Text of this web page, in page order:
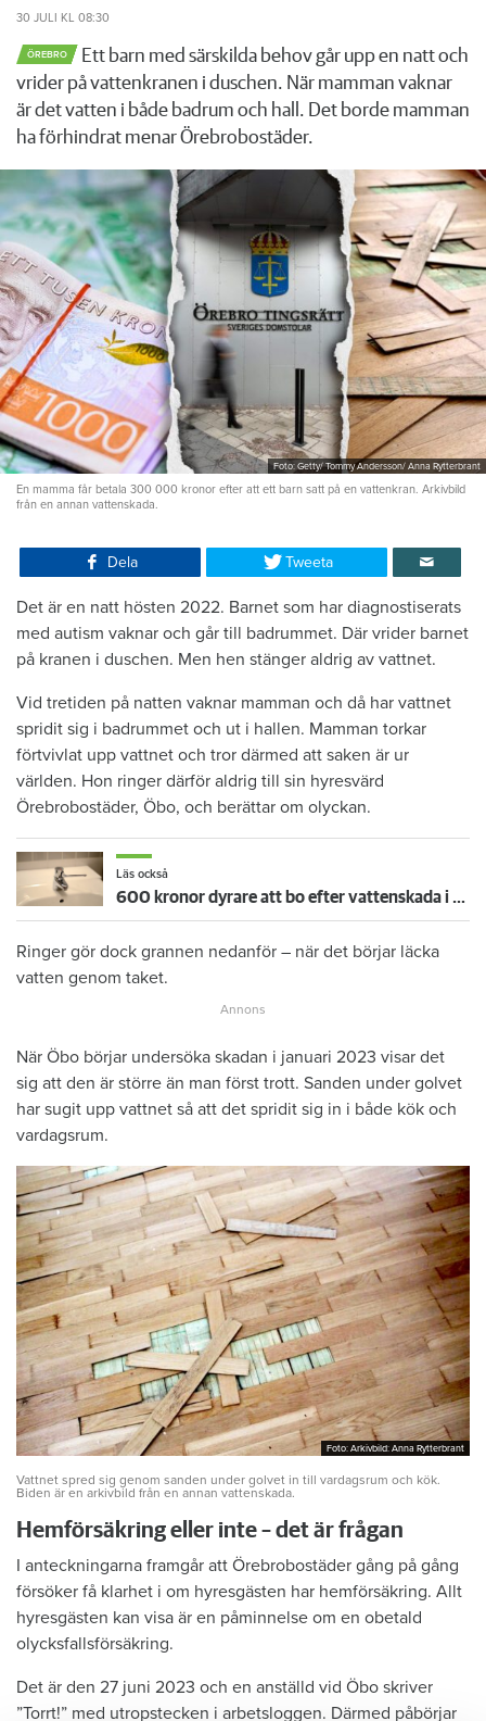
30 JULI KL 08:30
ÖREBRO
Ett barn med särskilda behov går upp en natt och
vrider på vattenkranen i duschen. När mamman vaknar
är det vatten i både badrum och hall. Det borde mamman
ha förhindrat menar Örebrobostäder.
Foto: Getty/ Tommy Andersson/ Anna Rytterbrant
En mamma får betala 300 000 kronor efter att ett barn satt på en vattenkran. Arkivbild
från en annan vattenskada.
Dela Tweeta
Det är en natt hösten 2022. Barnet som har diagnostiserats
med autism vaknar och går till badrummet. Där vrider barnet
på kranen i duschen. Men hen stänger aldrig av vattnet.
Vid tretiden på natten vaknar mamman och då har vattnet
spridit sig i badrummet och ut i hallen. Mamman torkar
förtvivlat upp vattnet och tror därmed att saken är ur
världen. Hon ringer därför aldrig till sin hyresvärd
Örebrobostäder, Öbo, och berättar om olyckan.
Läs också
600 kronor dyrare att bo efter vattenskada i Varberg
Ringer gör dock grannen nedanför – när det börjar läcka
vatten genom taket.
När Öbo börjar undersöka skadan i januari 2023 visar det
sig att den är större än man först trott. Sanden under golvet
har sugit upp vattnet så att det spridit sig in i både kök och
vardagsrum.
Foto: Arkivbild: Anna Rytterbrant
Foto: Arkivbild: Anna Rytterbrant
Vattnet spred sig genom sanden under golvet in till vardagsrum och kök.
Biden är en arkivbild från en annan vattenskada.
Hemförsäkring eller inte – det är frågan
I anteckningarna framgår att Örebrobostäder gång på gång
försöker få klarhet i om hyresgästen har hemförsäkring. Allt
hyresgästen kan visa är en påminnelse om en obetald
olycksfallsförsäkring.
Det är den 27 juni 2023 och en anställd vid Öbo skriver
”Torrt!” med utropstecken i arbetsloggen. Därmed påbörjar